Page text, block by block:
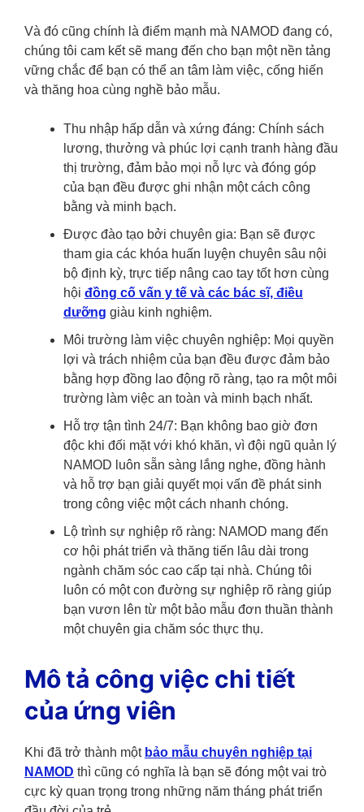
Và đó cũng chính là điểm mạnh mà NAMOD đang có,
chúng tôi cam kết sẽ mang đến cho bạn một nền tảng
vững chắc để bạn có thể an tâm làm việc, cống hiến
và thăng hoa cùng nghề bảo mẫu.
Thu nhập hấp dẫn và xứng đáng: Chính sách
lương, thưởng và phúc lợi cạnh tranh hàng đầu
thị trường, đảm bảo mọi nỗ lực và đóng góp
của bạn đều được ghi nhận một cách công
bằng và minh bạch.
Được đào tạo bởi chuyên gia: Bạn sẽ được
tham gia các khóa huấn luyện chuyên sâu nội
bộ định kỳ, trực tiếp nâng cao tay tốt hơn cùng
hội đồng cố vấn y tế và các bác sĩ, điều
dưỡng giàu kinh nghiệm.
Môi trường làm việc chuyên nghiệp: Mọi quyền
lợi và trách nhiệm của bạn đều được đảm bảo
bằng hợp đồng lao động rõ ràng, tạo ra một môi
trường làm việc an toàn và minh bạch nhất.
Hỗ trợ tận tình 24/7: Bạn không bao giờ đơn
độc khi đối mặt với khó khăn, vì đội ngũ quản lý
NAMOD luôn sẵn sàng lắng nghe, đồng hành
và hỗ trợ bạn giải quyết mọi vấn đề phát sinh
trong công việc một cách nhanh chóng.
Lộ trình sự nghiệp rõ ràng: NAMOD mang đến
cơ hội phát triển và thăng tiến lâu dài trong
ngành chăm sóc cao cấp tại nhà. Chúng tôi
luôn có một con đường sự nghiệp rõ ràng giúp
bạn vươn lên từ một bảo mẫu đơn thuần thành
một chuyên gia chăm sóc thực thụ.
Mô tả công việc chi tiết
của ứng viên
Khi đã trở thành một bảo mẫu chuyên nghiệp tại
NAMOD thì cũng có nghĩa là bạn sẽ đóng một vai trò
cực kỳ quan trọng trong những năm tháng phát triển